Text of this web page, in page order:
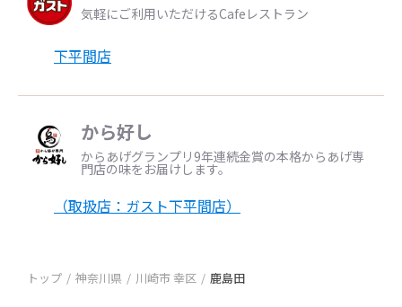
気軽にご利用いただけるCafeレストラン
下平間店
から好し
からあげグランプリ9年連続金賞の本格からあげ専
門店の味をお届けします。
（取扱店：ガスト下平間店）
トップ 神奈川県 川崎市 幸区 鹿島田